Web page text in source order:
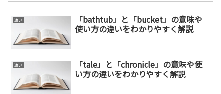
違い
「bathtub」と「bucket」の意味や
使い方の違いをわかりやすく解説
違い
「tale」と「chronicle」の意味や使
い方の違いをわかりやすく解説